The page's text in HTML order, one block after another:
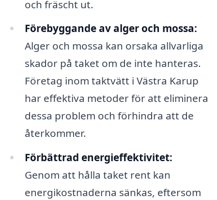
och fräscht ut.
Förebyggande av alger och mossa:
Alger och mossa kan orsaka allvarliga
skador på taket om de inte hanteras.
Företag inom taktvätt i Västra Karup
har effektiva metoder för att eliminera
dessa problem och förhindra att de
återkommer.
Förbättrad energieffektivitet:
Genom att hålla taket rent kan
energikostnaderna sänkas, eftersom